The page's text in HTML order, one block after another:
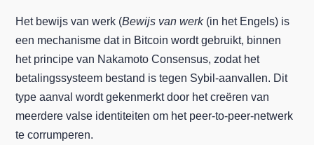
Het bewijs van werk (Bewijs van werk(in het Engels) is
een mechanisme dat in Bitcoin wordt gebruikt, binnen
het principe van Nakamoto Consensus, zodat het
betalingssysteem bestand is tegen Sybil-aanvallen. Dit
type aanval wordt gekenmerkt door het creëren van
meerdere valse identiteiten om het peer-to-peer-netwerk
te corrumperen.